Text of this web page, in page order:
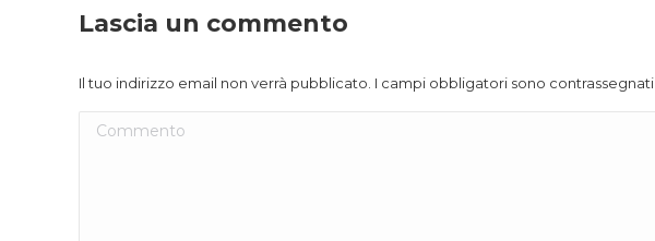
Lascia un commento
Il tuo indirizzo email non verrà pubblicato. I campi obbligatori sono contrassegnati
Commento